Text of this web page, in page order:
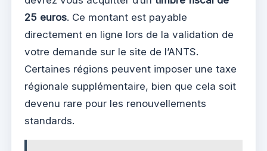
25 euros. Ce montant est payable
directement en ligne lors de la validation de
votre demande sur le site de l’ANTS.
Certaines régions peuvent imposer une taxe
régionale supplémentaire, bien que cela soit
devenu rare pour les renouvellements
standards.